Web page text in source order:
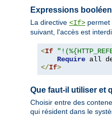
Expressions
La directive <If> permet
suivant, l'accès est
<If
Require
</If>
Que faut-il utiliser et
Choisir entre des
qui résident dans le